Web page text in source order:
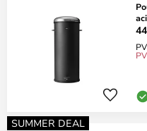
SUMMER DEAL